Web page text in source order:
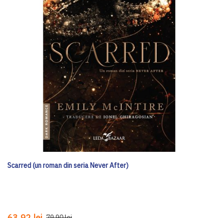
Scarred (un roman din seria Never After)